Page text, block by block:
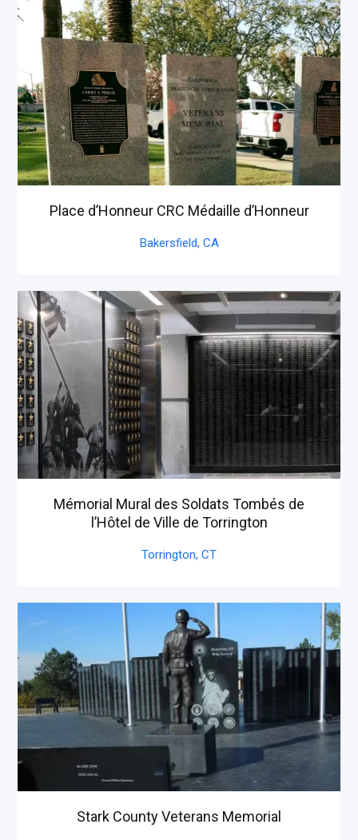
Place d’Honneur CRC Médaille d’Honneur
Bakersfield, CA
Mémorial Mural des Soldats Tombés de
l’Hôtel de Ville de Torrington
Torrington, CT
Stark County Veterans Memorial